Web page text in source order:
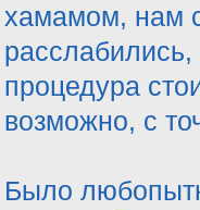
хамамом, нам
расслабились,
процедура
возможно, с
Было